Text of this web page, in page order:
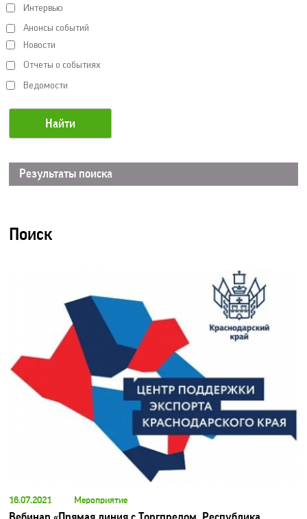
Интервью
Анонсы событий
Новости
Отчеты о событиях
Ведомости
Результаты поиска
Поиск
16.07.2021 Мероприятие